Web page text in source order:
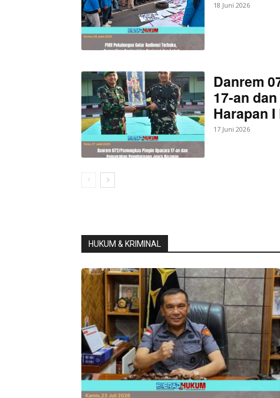
18 Juni 2026
Danrem
17-an
Harapan
17 Juni 2026
HUKUM & KRIMINAL